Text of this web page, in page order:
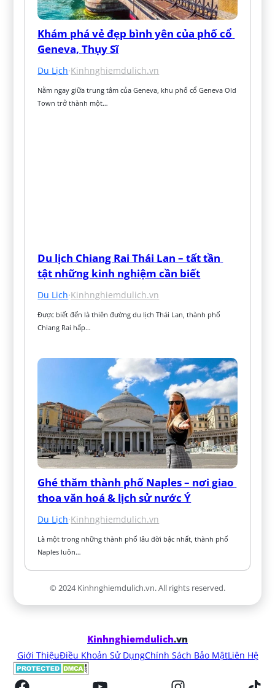
Khám phá vẻ đẹp bình yên của phố cổ
Geneva, Thụy Sĩ
Du Lịch·Kinhnghiemdulich.vn
Nằm ngay giữa trung tâm của Geneva, khu phố cổ Geneva Old
Town trở thành một…
Du lịch Chiang Rai Thái Lan – tất tần
tật những kinh nghiệm cần biết
Du Lịch·Kinhnghiemdulich.vn
Được biết đến là thiên đường du lịch Thái Lan, thành phố
Chiang Rai hấp…
Ghé thăm thành phố Naples – nơi giao
thoa văn hoá & lịch sử nước Ý
Du Lịch·Kinhnghiemdulich.vn
Là một trong những thành phố lâu đời bậc nhất, thành phố
Naples luôn…
© 2024 Kinhnghiemdulich.vn. All rights reserved.
Kinhnghiemdulich.vn
Giới ThiệuĐiều Khoản Sử DụngChính Sách Bảo MậtLiên Hệ